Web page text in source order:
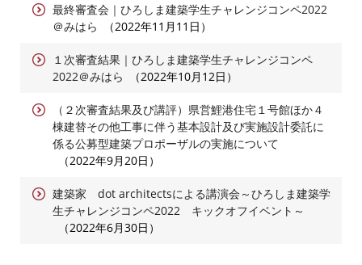
最終審査会｜ひろしま建築学生チャレンジコンペ2022
＠みはら
2022年11月11日
１次審査結果｜ひろしま建築学生チャレンジコンペ
2022＠みはら
2022年10月12日
（２次審査結果及び講評）県営鯉港住宅１号館ほか４
棟建替その他工事に伴う基本設計及び実施設計委託に
係る公募型建築プロポーザルの実施について
2022年9月20日
建築家 dot architectsによる講演会～ひろしま建築学
生チャレンジコンペ2022 キックオフイベント～
2022年6月30日